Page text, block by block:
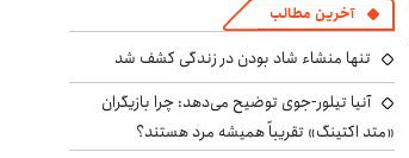
آخرین مطالب
تنها منشاء شاد بودن در زندگی کشف شد
آنیا تیلور-جوی توضیح می‌دهد: چرا بازیگران
«متد اکتینگ» تقریباً همیشه مرد هستند؟